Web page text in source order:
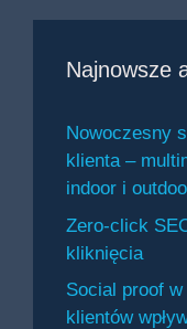
Najnowsze
Nowoczesny
klienta –
indoor i
Zero-click
kliknięcia
Social proof
klientów